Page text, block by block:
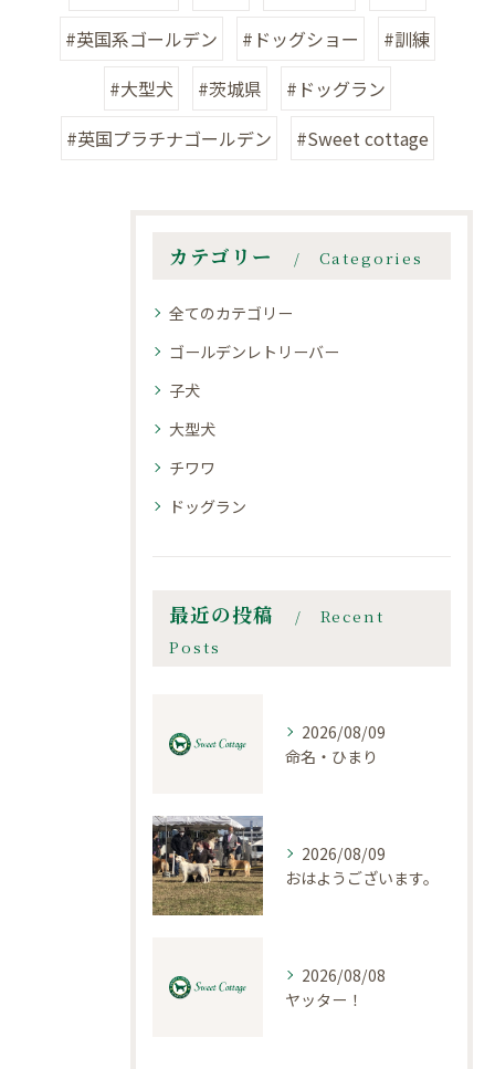
#英国系ゴールデン
#ドッグショー
#訓練
#大型犬
#茨城県
#ドッグラン
#英国プラチナゴールデン
#Sweet cottage
カテゴリー Categories
全てのカテゴリー
ゴールデンレトリーバー
子犬
大型犬
チワワ
ドッグラン
最近の投稿
Recent
Posts
2026/08/09
命名・ひまり
2026/08/09
おはようございます。
2026/08/08
ヤッター！